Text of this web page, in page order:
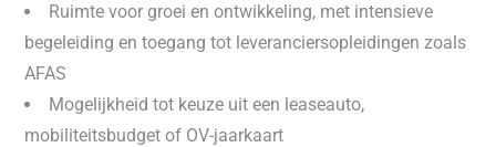
Ruimte voor groei en ontwikkeling, met intensieve
begeleiding en toegang tot leveranciersopleidingen zoals
AFAS
Mogelijkheid tot keuze uit een leaseauto,
mobiliteitsbudget of OV-jaarkaart